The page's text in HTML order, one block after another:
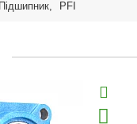
Підшипник, PFI